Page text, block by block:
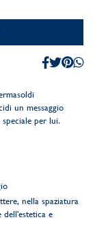
un messaggio
per lui.
nella spaziatura
dell'estetica e